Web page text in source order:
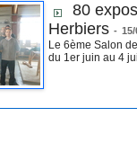
80
Herbiers - 15/
Le 6ème Salon
du 1er juin au 4